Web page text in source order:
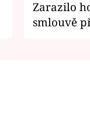
Zarazilo
smlouvě